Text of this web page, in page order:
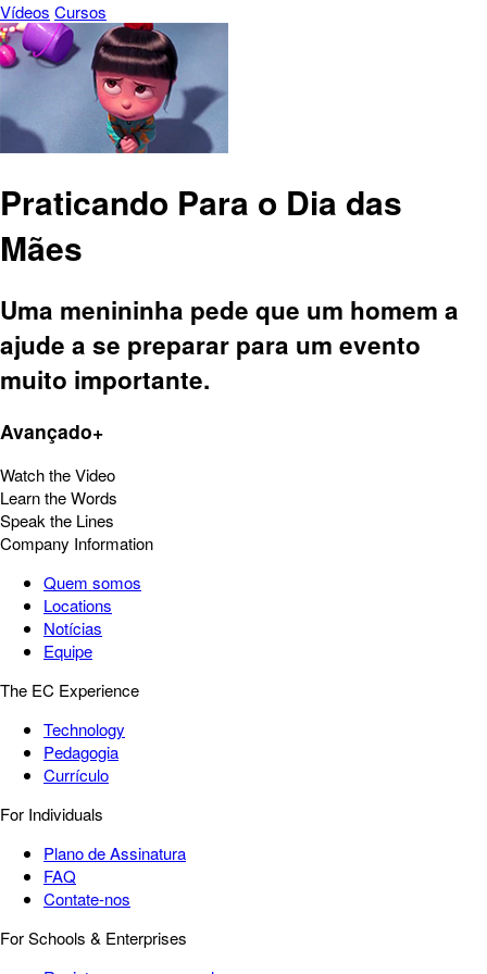
Vídeos Cursos
Praticando Para o Dia das
Mães
Uma menininha pede que um homem a
ajude a se preparar para um evento
muito importante.
Avançado+
Watch the Video
Learn the Words
Speak the Lines
Company Information
Quem somos
Locations
Notícias
Equipe
The EC Experience
Technology
Pedagogia
Currículo
For Individuals
Plano de Assinatura
FAQ
Contate-nos
For Schools & Enterprises